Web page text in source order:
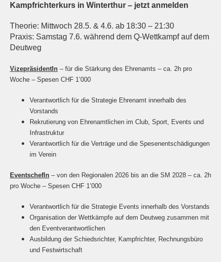
Kampfrichterkurs in Winterthur – jetzt anmelden
Theorie: Mittwoch 28.5. & 4.6. ab 18:30 – 21:30
Praxis: Samstag 7.6. während dem Q-Wettkampf auf dem
Deutweg
VizepräsidentIn – für die Stärkung des Ehrenamts – ca. 2h pro
Woche – Spesen CHF 1’000
Verantwortlich für die Strategie Ehrenamt innerhalb des
Vorstands
Rekrutierung von Ehrenamtlichen im Club, Sport, Events und
Infrastruktur
Verantwortlich für die Verträge und die Spesenentschädigungen
im Verein
EventschefIn – von den Regionalen 2026 bis an die SM 2028 – ca. 2h
pro Woche – Spesen CHF 1’000
Verantwortlich für die Strategie Events innerhalb des Vorstands
Organisation der Wettkämpfe auf dem Deutweg zusammen mit
den Eventverantwortlichen
Ausbildung der Schiedsrichter, Kampfrichter, Rechnungsbüro
und Festwirtschaft